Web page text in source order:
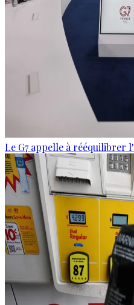
Le G7 appelle à rééquilibrer